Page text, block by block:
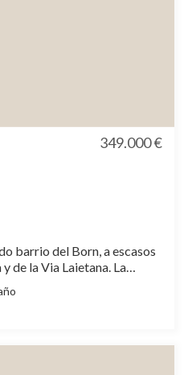
349.000 €
barrio del Born, a escasos
la Via Laietana. La
del año 1900, está en
protegida por patrimonio
del edificio. La
forma: una amplia